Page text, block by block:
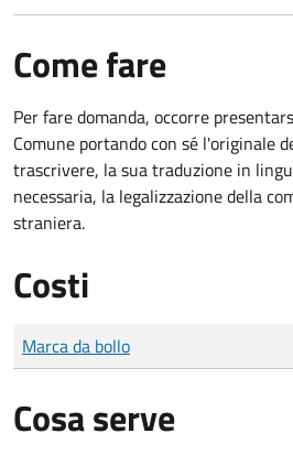
Come fare
Per fare domanda, occorre
Comune portando con sé l'originale
trascrivere, la sua traduzione in
necessaria, la legalizzazione della
straniera.
Costi
Tipo di pagamento
Importo
Marca da bollo
Cosa serve